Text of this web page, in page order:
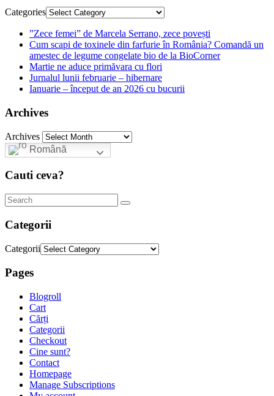
Categories
”Zece femei” de Marcela Serrano, zece povești
Cum scapi de toxinele din farfurie în România? Comandă un
amestec de legume congelate bio de la BioCorner
Martie ne aduce primăvara cu flori
Jurnalul lunii februarie – hibernare
Ianuarie – început de an 2026 cu bucurii
Archives
Archives
Română
Cauti ceva?
Categorii
Categorii
Pages
Blogroll
Cart
Cărți
Categorii
Checkout
Cine sunt?
Contact
Homepage
Manage Subscriptions